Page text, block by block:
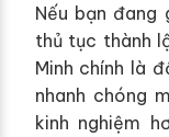
Nếu bạn đang
thủ tục thành
Minh chính là
nhanh chóng
kinh nghiệm